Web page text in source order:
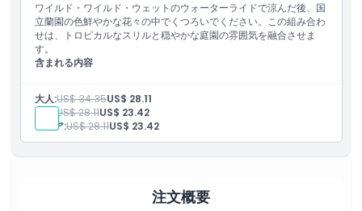
ワイルド・ワイルド・ウェットのウォーターライドで涼んだ後、国
立蘭園の色鮮やかな花々の中でくつろいでください。この組み合わ
せは、トロピカルなスリルと穏やかな庭園の雰囲気を融合させま
す。
含まれる内容
さの中でくつろいでください。
トロピカルな水遊びの楽しさと穏やかな花々の景観の融合
大人:US$ 34.35US$ 28.11
子供: US$ 28.11US$ 23.42
シニア:US$ 28.11US$ 23.42
注文概要